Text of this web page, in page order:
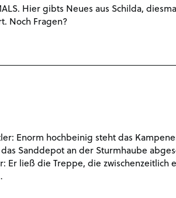
Hier gibts Neues aus Schilda,
Noch Fragen?
Enorm hochbeinig steht das
Sanddepot an der Sturmhaube
Er ließ die Treppe, die